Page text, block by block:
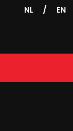
NL / EN